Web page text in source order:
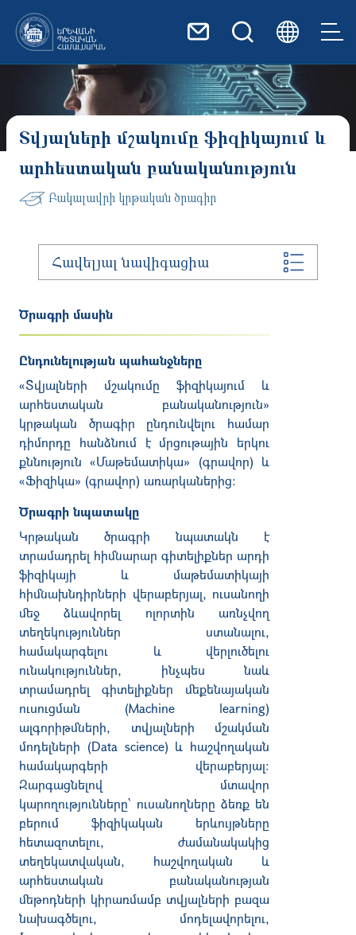
Տվյալների մշակումը ֆիզիկայում և
արհեստական բանականություն
Բակալավրի կրթական ծրագիր
Հավելյալ նավիգացիա
Ծրագրի մասին
Ընդունելության պահանջները
«Տվյալների մշակումը ֆիզիկայում և
արհեստական բանականություն»
կրթական ծրագիր
ընդունվելու համար
դիմորդը հանձնում է մրցութային երկու
քննություն «Մաթեմատիկա» (գրավոր) և
«Ֆիզիկա» (գրավոր) առարկաներից:
Ծրագրի նպատակը
Կրթական ծրագրի նպատակն է
տրամադրել հիմնարար գիտելիքներ արդի
ֆիզիկայի և մաթեմատիկայի
հիմնախնդիրների վերաբերյալ, ուսանողի
մեջ ձևավորել ոլորտին առնչվող
տեղեկություններ ստանալու,
համակարգելու և վերլուծելու
ունակություններ, ինչպես նաև
տրամադրել գիտելիքներ մեքենայական
ուսուցման (Machine learning)
ալգորիթմների, տվյալների մշակման
մոդելների (Data science) և հաշվողական
համակարգերի վերաբերյալ:
Զարգացնելով մտավոր
կարողությունները՝ ուսանողները ձեռք են
բերում ֆիզիկական երևույթները
հետազոտելու, ժամանակակից
տեղեկատվական, հաշվողական և
արհեստական բանականության
մեթոդների կիրառմամբ տվյալների բազա
նախագծելու, մոդելավորելու,